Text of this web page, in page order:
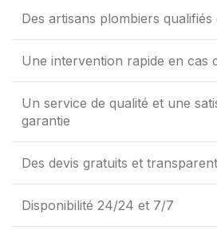
Des artisans plombiers
Une intervention rapide en cas
Un service de qualité et une
garantie
Des devis gratuits et
Disponibilité 24/24 et 7/7